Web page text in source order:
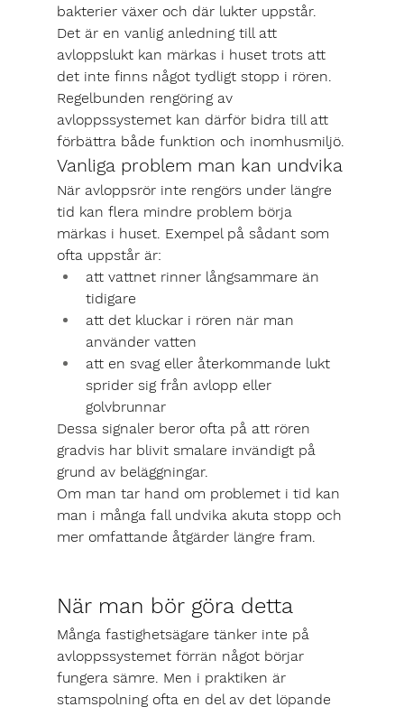
bakterier växer och där lukter uppstår.
Det är en vanlig anledning till att
avloppslukt kan märkas i huset trots att
det inte finns något tydligt stopp i rören.
Regelbunden rengöring av
avloppssystemet kan därför bidra till att
förbättra både funktion och inomhusmiljö.
Vanliga problem man kan undvika
När avloppsrör inte rengörs under längre
tid kan flera mindre problem börja
märkas i huset. Exempel på sådant som
ofta uppstår är:
att vattnet rinner långsammare än
tidigare
att det kluckar i rören när man
använder vatten
att en svag eller återkommande lukt
sprider sig från avlopp eller
golvbrunnar
Dessa signaler beror ofta på att rören
gradvis har blivit smalare invändigt på
grund av beläggningar.
Om man tar hand om problemet i tid kan
man i många fall undvika akuta stopp och
mer omfattande åtgärder längre fram.
När man bör göra detta
Många fastighetsägare tänker inte på
avloppssystemet förrän något börjar
fungera sämre. Men i praktiken är
stamspolning ofta en del av det löpande